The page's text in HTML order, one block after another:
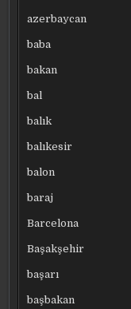
azerbaycan
baba
bakan
bal
balık
balıkesir
balon
baraj
Barcelona
Başakşehir
başarı
başbakan